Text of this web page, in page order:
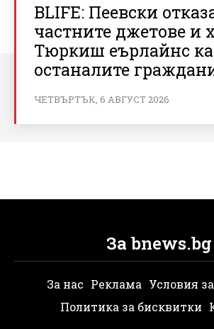
BLIFE: Пеевски
частните джетове и
Тюркиш еърлайнс
останалите
ЧЕТВЪРТЪК, 6 АВГУСТ 2026
За bnews.bg
За нас Реклама Условия
Политика за бисквитки